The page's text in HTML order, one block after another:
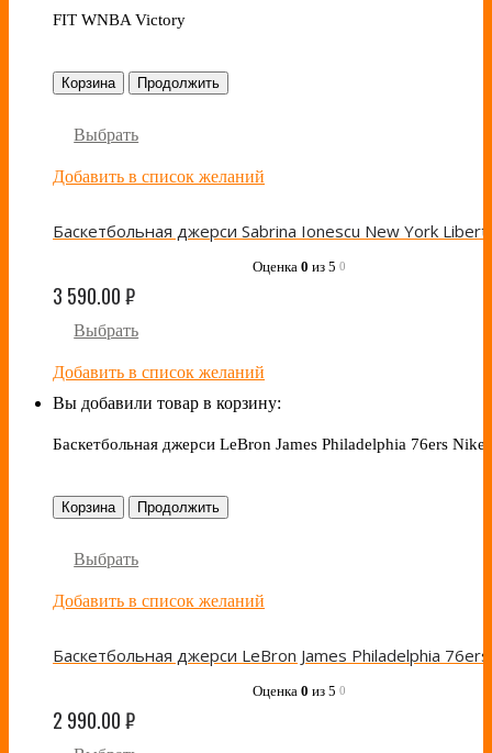
FIT WNBA Victory
Корзина Продолжить
Выбрать
Добавить в список желаний
Оценка 0 из 5 0
3 590.00₽
Выбрать
Добавить в список желаний
Вы добавили товар в корзину:
Баскетбольная джерси LeBron James Philadelphia 76ers Nike
Корзина Продолжить
Выбрать
Добавить в список желаний
Оценка 0 из 5 0
2 990.00₽